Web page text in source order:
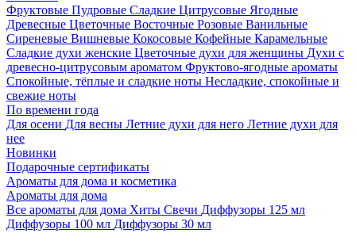
Фруктовые Пудровые Сладкие Цитрусовые Ягодные
Древесные Цветочные Восточные Розовые Ванильные
Сиреневые Вишневые Кокосовые Кофейные Карамельные
Сладкие духи женские Цветочные духи для женщины Духи с
древесно-цитрусовым ароматом Фруктово-ягодные ароматы
Спокойные, тёплые и сладкие ноты Несладкие, спокойные и
свежие ноты
По времени года
Для осени Для весны Летние духи для него Летние духи для
нее
Новинки
Подарочные сертификаты
Ароматы для дома и косметика
Ароматы для дома
Все ароматы для дома Хиты Свечи Диффузоры 125 мл
Диффузоры 100 мл Диффузоры 30 мл